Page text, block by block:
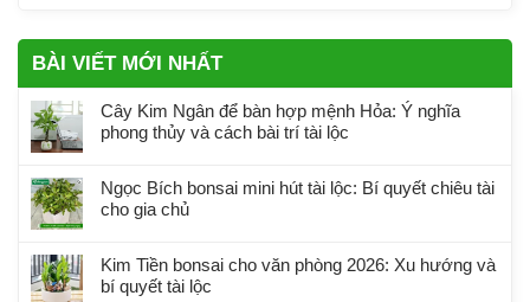
BÀI VIẾT MỚI NHẤT
Cây Kim Ngân để bàn hợp mệnh Hỏa: Ý nghĩa
phong thủy và cách bài trí tài lộc
Ngọc Bích bonsai mini hút tài lộc: Bí quyết chiêu tài
cho gia chủ
Kim Tiền bonsai cho văn phòng 2026: Xu hướng và
bí quyết tài lộc